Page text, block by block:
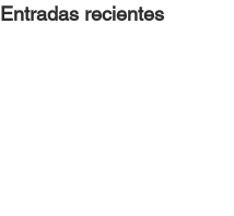
Entradas recientes